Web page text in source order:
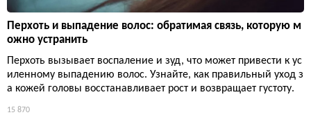
Перхоть и выпадение волос: обратимая связь, которую м
ожно устранить
Перхоть вызывает воспаление и зуд, что может привести к ус
иленному выпадению волос. Узнайте, как правильный уход з
а кожей головы восстанавливает рост и возвращает густоту.
15 870